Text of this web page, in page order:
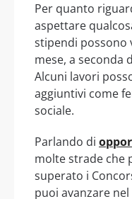
Per quanto
aspettare
stipendi possono
mese, a seconda
Alcuni lavori
aggiuntivi come
sociale.
Parlando di
molte strade che
superato i
puoi avanzare